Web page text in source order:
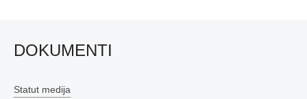
DOKUMENTI
Statut medija